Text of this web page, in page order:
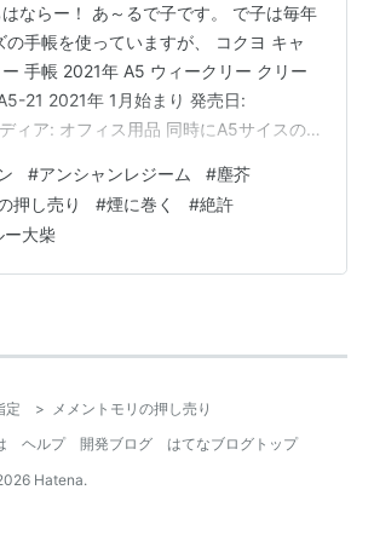
ならー！ あ～るで子です。 で子は毎年
の手帳を使っていますが、 コクヨ キャ
手帳 2021年 A5 ウィークリー クリー
21 2021年 1月始まり 発売日:
ィア: オフィス用品 同時にA5サイスの
は死ぬノートみたいな響きになった
言葉・聞いたことあるけどボンヤリし
るゆうせんで聞いたグッときた歌詞の
スト・曲名を探すメモ ・小耳に挟んだ
#アンシャンレジーム #塵芥
押し売り #煙に巻く #絶許
ー大柴
定 >
メメントモリの押し売り
ヘルプ 開発ブログ
はてなブログトップ
Hatena.